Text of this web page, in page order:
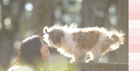
）